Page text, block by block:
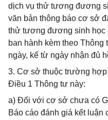
dịch vụ thử tương đương
văn bản thông báo cơ sở
thử tương đương sinh học
ban hành kèm theo
ngày, kể từ ngày nhận đủ
3. Cơ sở thuộc trường
Điều 1 Thông tư này:
a) Đối với cơ sở chưa có
Báo cáo đánh giá kết